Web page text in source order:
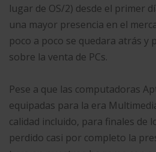
lugar de OS/2) desde el primer
una mayor presencia en el
poco a poco se quedara atrás y
sobre la venta de PCs.
Pese a que las computadoras
equipadas para la era
calidad incluido, para finales de
perdido casi por completo la